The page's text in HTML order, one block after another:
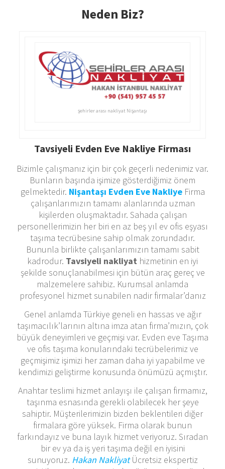
Neden Biz?
şehirler arası nakliyat Nişantaşı
Tavsiyeli Evden Eve Nakliye Firması
Bizimle çalışmanız için bir çok geçerli nedenimiz var.
Bunların başında işimize gösterdiğimiz önem
gelmektedir. Nişantaşı Evden Eve NakliyeFirma
çalışanlarımızın tamamı alanlarında uzman
kişilerden oluşmaktadır. Sahada çalışan
personellerimizin her biri en az beş yıl ev ofis eşyası
taşıma tecrübesine sahip olmak zorundadır.
Bununla birlikte çalışanlarımızın tamamı sabit
kadrodur. Tavsiyeli nakliyat hizmetinin en iyi
şekilde sonuçlanabilmesi için bütün araç gereç ve
malzemelere sahibiz. Kurumsal anlamda
profesyonel hizmet sunabilen nadir firmalar’danız
Genel anlamda Türkiye geneli en hassas ve ağır
taşımacılık’larının altına imza atan firma’mızın, çok
büyük deneyimleri ve geçmişi var. Evden eve Taşıma
ve ofis taşıma konularındaki tecrübelerimiz ve
geçmişimiz işimizi her zaman daha iyi yapabilme ve
kendimizi geliştirme konusunda önümüzü açmıştır.
Anahtar teslimi hizmet anlayışı ile çalışan firmamız,
taşınma esnasında gerekli olabilecek her şeye
sahiptir. Müşterilerimizin bizden beklentileri diğer
firmalara göre yüksek. Firma olarak bunun
farkındayız ve buna layık hizmet veriyoruz. Sıradan
bir ev ya da iş yeri taşıma değil en iyisini
sunuyoruz. Hakan NakliyatÜcretsiz ekspertiz